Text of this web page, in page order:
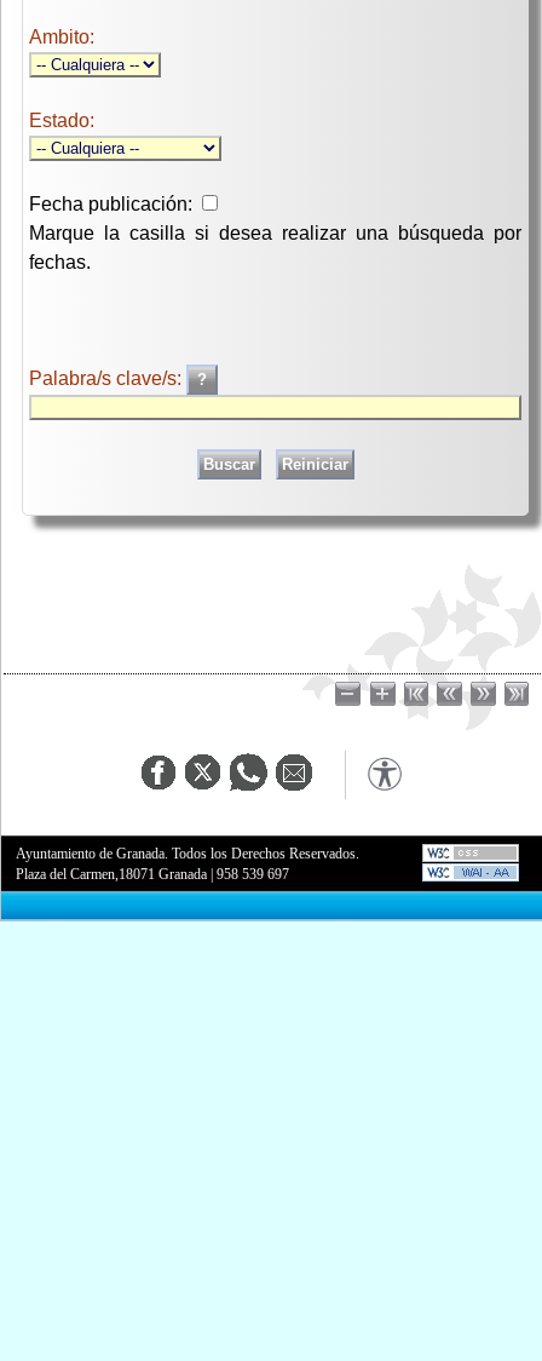
Ambito:
Estado:
Fecha publicación:
Marque la casilla si desea realizar una búsqueda por
fechas.
Palabra/s clave/s:
Ayuntamiento de Granada. Todos los Derechos Reservados.
Plaza del Carmen,18071 Granada |958 539 697